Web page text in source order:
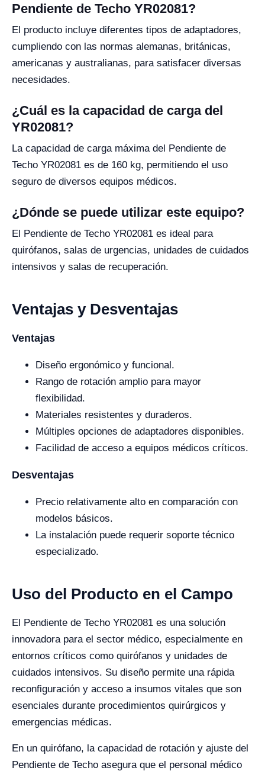
Pendiente de Techo YR02081?
El producto incluye diferentes tipos de adaptadores,
cumpliendo con las normas alemanas, británicas,
americanas y australianas, para satisfacer diversas
necesidades.
¿Cuál es la capacidad de carga del
YR02081?
La capacidad de carga máxima del Pendiente de
Techo YR02081 es de 160 kg, permitiendo el uso
seguro de diversos equipos médicos.
¿Dónde se puede utilizar este equipo?
El Pendiente de Techo YR02081 es ideal para
quirófanos, salas de urgencias, unidades de cuidados
intensivos y salas de recuperación.
Ventajas y Desventajas
Ventajas
Diseño ergonómico y funcional.
Rango de rotación amplio para mayor
flexibilidad.
Materiales resistentes y duraderos.
Múltiples opciones de adaptadores disponibles.
Facilidad de acceso a equipos médicos críticos.
Desventajas
Precio relativamente alto en comparación con
modelos básicos.
La instalación puede requerir soporte técnico
especializado.
Uso del Producto en el Campo
El Pendiente de Techo YR02081 es una solución
innovadora para el sector médico, especialmente en
entornos críticos como quirófanos y unidades de
cuidados intensivos. Su diseño permite una rápida
reconfiguración y acceso a insumos vitales que son
esenciales durante procedimientos quirúrgicos y
emergencias médicas.
En un quirófano, la capacidad de rotación y ajuste del
Pendiente de Techo asegura que el personal médico